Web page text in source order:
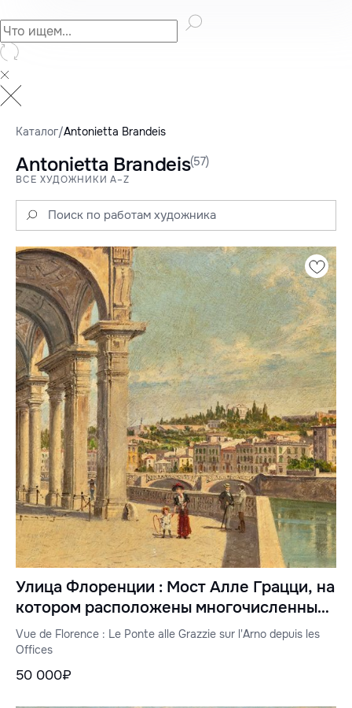
Каталог/Antonietta Brandeis
Antonietta Brandeis(57)
ВСЕ ХУДОЖНИКИ A–Z
Улица Флоренции : Мост Алле Грацци, на
котором расположены многочисленные
офисы
Vue de Florence : Le Ponte alle Grazzie sur l'Arno depuis les
Offices
50 000₽